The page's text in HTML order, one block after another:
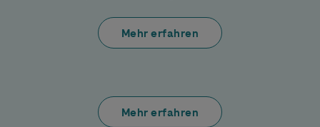
Mehr erfahren
Mehr erfahren